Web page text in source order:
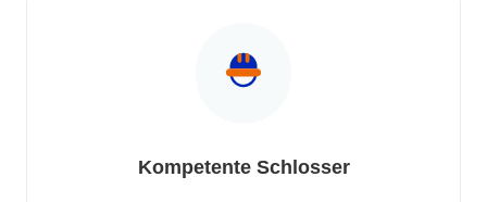
Kompetente Schlosser